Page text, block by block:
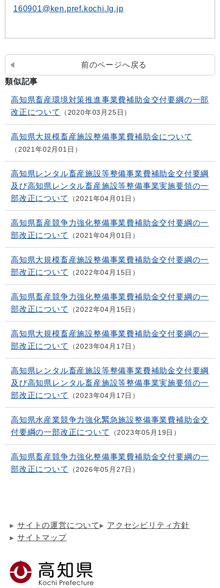
160901@ken.pref.kochi.lg.jp
前のページへ戻る
類似記事
高知県畜産環境対策推進事業費補助金交付要綱の一部
改正について
2020年03月25日
高知県大規模畜産施設整備事業費補助金について
2021年02月01日
高知県レンタル畜産施設等整備事業費補助金交付要綱
及び高知県レンタル畜産施設等整備事業実施要領の一
部改正について
2021年04月01日
高知県畜産競争力強化整備事業費補助金交付要綱の一
部改正について
2021年04月01日
高知県大規模畜産施設整備事業費補助金交付要綱の一
部改正について
2022年04月15日
高知県畜産競争力強化整備事業費補助金交付要綱の一
部改正について
2022年04月15日
高知県大規模畜産施設整備事業費補助金交付要綱の一
部改正について
2023年04月17日
高知県レンタル畜産施設等整備事業費補助金交付要綱
及び高知県レンタル畜産施設等整備事業実施要領の一
部改正について
2023年04月17日
高知県水産業競争力強化緊急施設整備事業費補助金交
付要綱の一部改正について
2023年05月19日
高知県畜産競争力強化整備事業費補助金交付要綱の一
部改正について
2026年05月27日
サイトの運営について
アクセシビリティ方針
サイトマップ